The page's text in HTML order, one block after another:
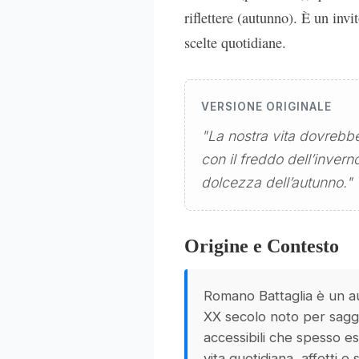
riflettere (autunno). È un
scelte quotidiane.
VERSIONE ORIGINALE
"La nostra vita
con il freddo
dolcezza dell’autunno."
Origine e Contesto
Romano Battaglia è un
XX secolo noto per
accessibili che spesso